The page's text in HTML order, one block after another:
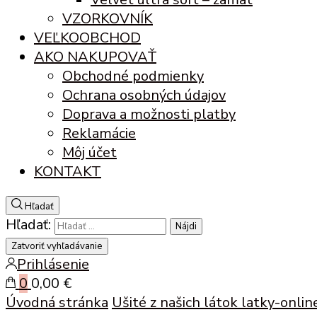
VZORKOVNÍK
VEĽKOOBCHOD
AKO NAKUPOVAŤ
Obchodné podmienky
Ochrana osobných údajov
Doprava a možnosti platby
Reklamácie
Môj účet
KONTAKT
Hľadať
Hľadať:
Zatvoriť vyhľadávanie
Prihlásenie
0 0,00 €
Úvodná stránka Ušité z našich látok latky-